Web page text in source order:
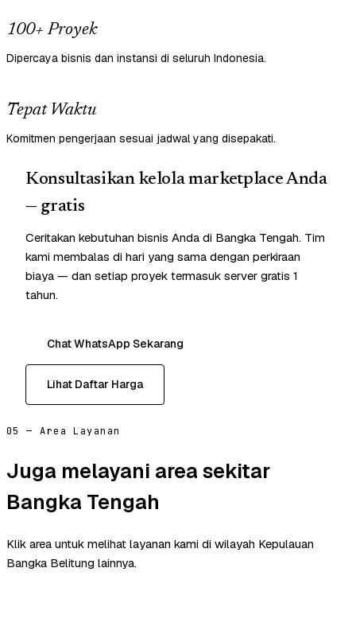
100+ Proyek
Dipercaya bisnis dan instansi di seluruh Indonesia.
Tepat Waktu
Komitmen pengerjaan sesuai jadwal yang disepakati.
Konsultasikan kelola marketplace Anda
— gratis
Ceritakan kebutuhan bisnis Anda di Bangka Tengah. Tim
kami membalas di hari yang sama dengan perkiraan
biaya — dan setiap proyek termasuk server gratis 1
tahun.
Chat WhatsApp Sekarang
Lihat Daftar Harga
05 — Area Layanan
Juga melayani area sekitar
Bangka Tengah
Klik area untuk melihat layanan kami di wilayah Kepulauan
Bangka Belitung lainnya.